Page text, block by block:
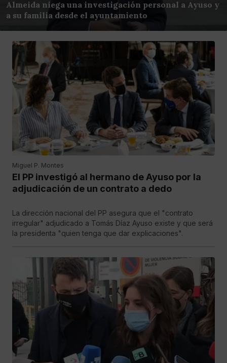
Almeida niega una investigación personal a Ayuso y
a su familia desde el ayuntamiento
Miguel P. Montes
El PP investigó al hermano de Ayuso por la
adjudicación de un contrato a dedo
La dirección nacional del PP asegura que el "contrato
irregular" adjudicado a Tomás Díaz Ayuso existe y que será
la presidenta "quien tenga que dar explicaciones".